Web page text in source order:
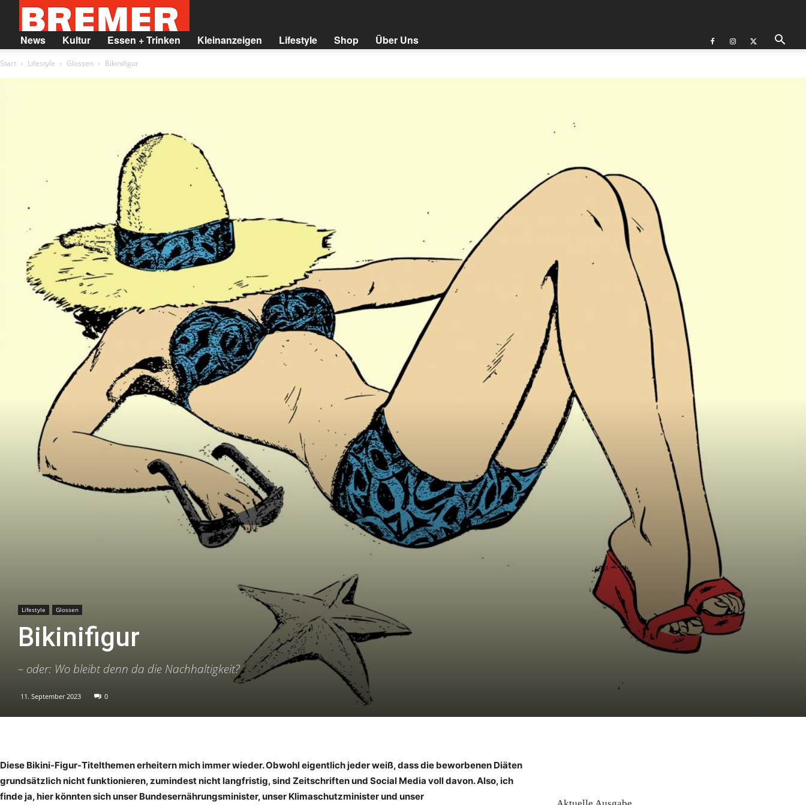
BREMER
News Kultur Essen + Trinken Kleinanzeigen Lifestyle Shop Über Uns
Start Lifestyle Glossen Bikinifigur
Lifestyle Glossen
Bikinifigur
– oder: Wo bleibt denn da die Nachhaltigkeit?
11. September 2023 0
Diese Bikini-Figur-Titelthemen erheitern mich immer wieder. Obwohl eigentlich jeder weiß, dass die beworbenen Diäten
grundsätzlich nicht funktionieren, zumindest nicht langfristig, sind Zeitschriften und Social Media voll davon. Also, ich
finde ja, hier könnten sich unser Bundesernährungsminister, unser Klimaschutzminister und unser